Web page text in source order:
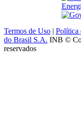
Termos de Uso | Política
do Brasil S.A. INB ©
reservados